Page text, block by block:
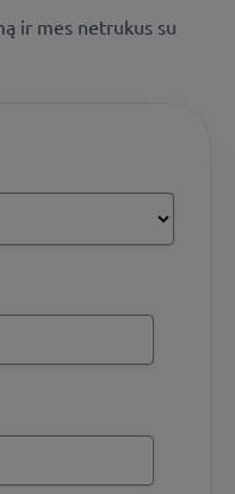
ir mes netrukus su